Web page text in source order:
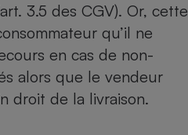
3.5 des CGV). Or, cette
qu’il ne
en cas de non-
alors que le vendeur
droit de la livraison.